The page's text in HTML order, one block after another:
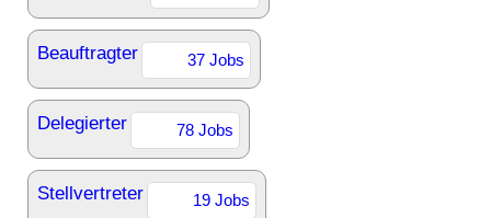
Beauftragter 37 Jobs
Delegierter 78 Jobs
Stellvertreter 19 Jobs